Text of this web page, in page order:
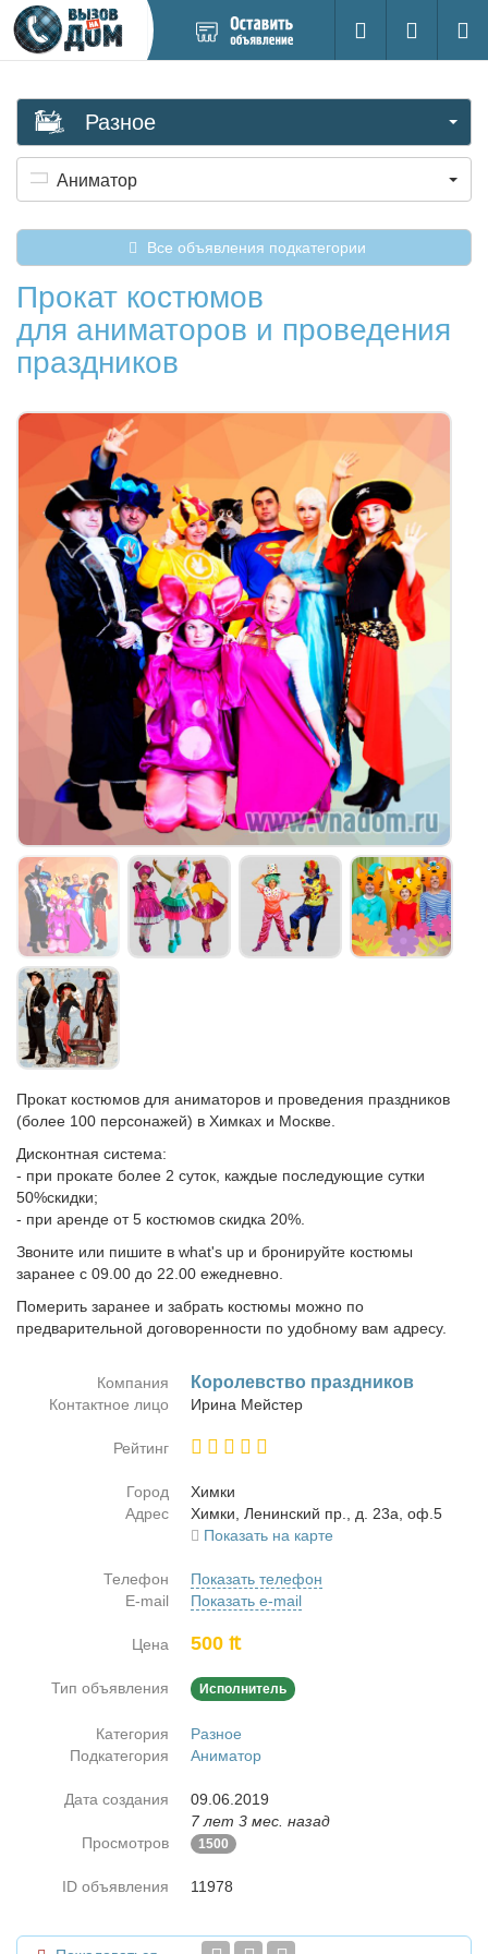
новое
Поиск
Вход на
Разное
Аниматор
Все объявления подкатегории
Прокат костюмов
для аниматоров и проведения
праздников
Прокат костюмов для аниматоров и проведения праздников
(более 100 персонажей) в Химках и Москве.
Дисконтная система:
- при прокате более 2 суток, каждые последующие сутки
50%скидки;
- при аренде от 5 костюмов скидка 20%.
Звоните или пишите в what's up и бронируйте костюмы
заранее с 09.00 до 22.00 ежедневно.
Померить заранее и забрать костюмы можно по
предварительной договоренности по удобному вам адресу.
Компания Ко­ролев­ство празд­ни­ков
Контактное лицо Ири­на Мей­стер
Рейтинг
Город
Хим­ки
Адрес
Хим­ки, Ле­нин­ский пр., д. 23а, оф.5
Показать на карте
Телефон
Показать телефон
E-mail
Показать e-mail
Цена 500 ₶
Тип объявления Исполнитель
Категория
Разное
Подкатегория
Аниматор
Дата создания
09.06.2019
7 лет 3 мес. назад
Просмотров
1500
ID объявления 11978